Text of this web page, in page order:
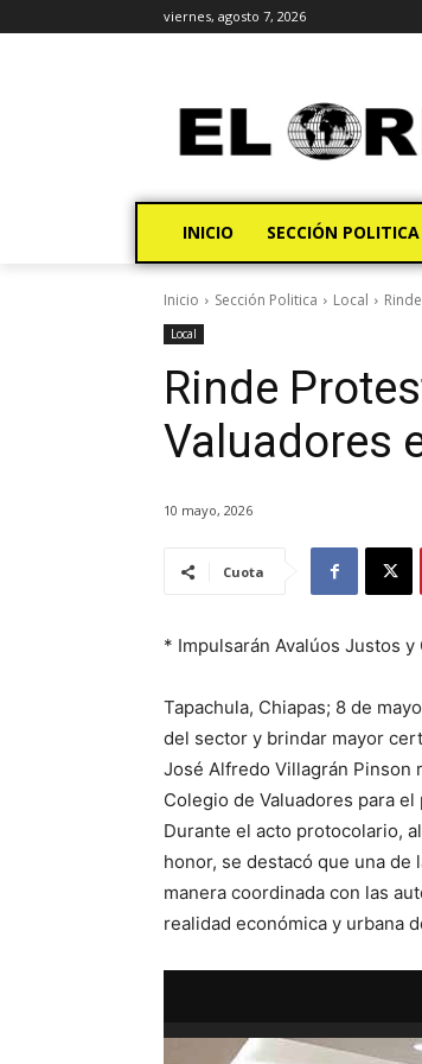
viernes, agosto 7, 2026
INICIO SECCIÓN POLITICA
Inicio Sección Politica Local
Local
Rinde
Valuadores
10 mayo, 2026
Cuota
* Impulsarán Avalúos Justos
Tapachula, Chiapas; 8 de
del sector y brindar mayor
José Alfredo Villagrán
Colegio de Valuadores para
Durante el acto protocolario,
honor, se destacó que una de
manera coordinada con las
realidad económica y urbana